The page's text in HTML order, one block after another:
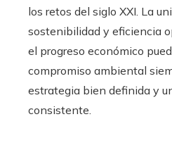
los retos del siglo XXI. La
sostenibilidad y eficiencia
el progreso económico
compromiso ambiental
estrategia bien definida y
consistente.